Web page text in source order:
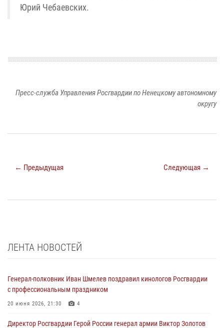
Юрий Чебаевских.
Пресс-служба Управления Росгвардии по Ненецкому автономному
округу
← Предыдущая Следующая →
ЛЕНТА НОВОСТЕЙ
Генерал-полковник Иван Шмелев поздравил кинологов Росгвардии
с профессиональным праздником
20 июня 2026, 21:30 4
Директор Росгвардии Герой России генерал армии Виктор Золотов